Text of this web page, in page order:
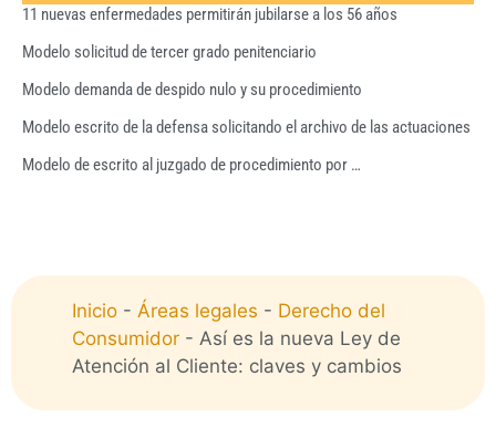
11 nuevas enfermedades permitirán jubilarse a los 56 años
Modelo solicitud de tercer grado penitenciario
Modelo demanda de despido nulo y su procedimiento
Modelo escrito de la defensa solicitando el archivo de las actuaciones
Modelo de escrito al juzgado de procedimiento por …
Inicio - Áreas legales - Derecho del
Consumidor - Así es la nueva Ley de
Atención al Cliente: claves y cambios